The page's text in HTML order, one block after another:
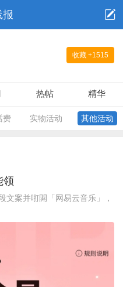
报
收藏 +1515
热帖 精华
费 实物活动 其他活动
领
案并咑閞「网易云音乐」，